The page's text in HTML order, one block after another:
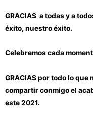
GRACIAS a todas y a
éxito, nuestro éxito.
Celebremos cada
GRACIAS por todo lo que
compartir conmigo el
este 2021.